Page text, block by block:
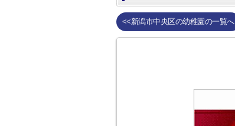
<<新潟市中央区の幼稚園の一覧へ